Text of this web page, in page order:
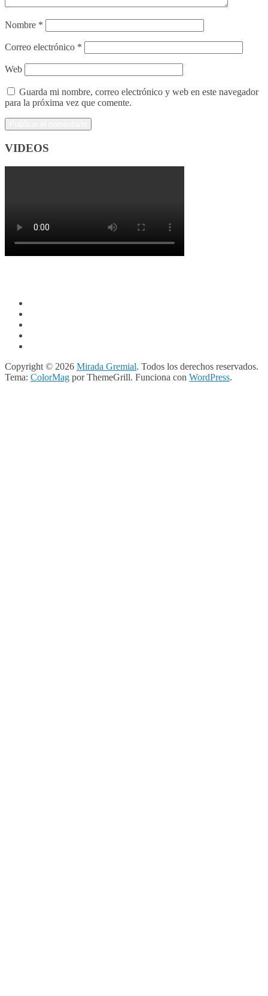
Nombre *
Correo electrónico *
Web
Guarda mi nombre, correo electrónico y web en este navegador
para la próxima vez que comente.
VIDEOS
Copyright © 2026 Mirada Gremial. Todos los derechos reservados.
Tema: ColorMag por ThemeGrill. Funciona con WordPress.